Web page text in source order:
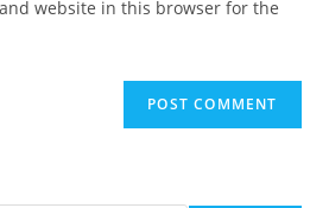
website in this browser for the